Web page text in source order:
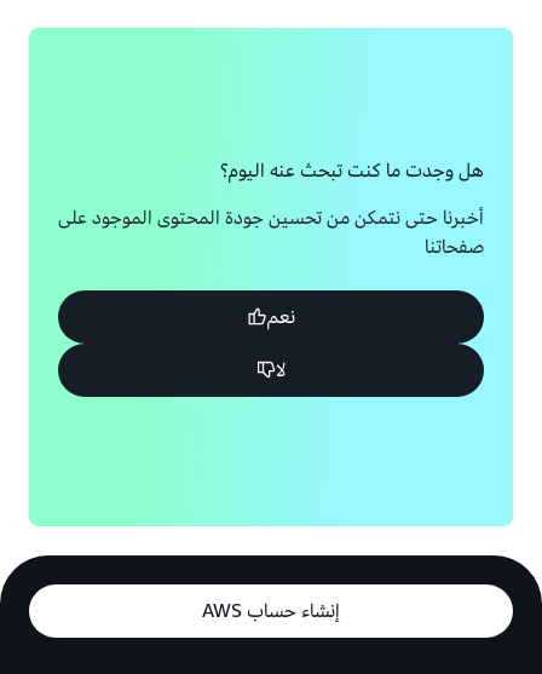
هل وجدت ما كنت تبحث عنه اليوم؟
أخبرنا حتى نتمكن من تحسين جودة المحتوى الموجود على
صفحاتنا
نعم
لا
إنشاء حساب AWS